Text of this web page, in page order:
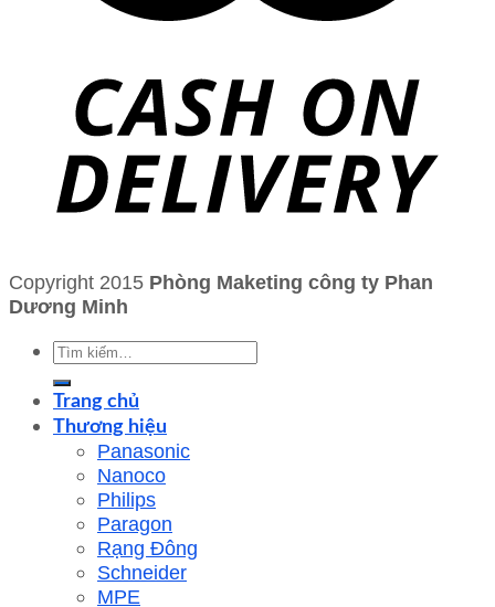
Copyright 2015 Phòng Maketing công ty Phan
Dương Minh
Tìm
Trang chủ
Thương hiệu
Panasonic
Nanoco
Philips
Paragon
Rạng Đông
Schneider
MPE